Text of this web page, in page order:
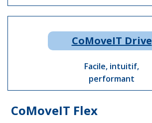
CoMoveIT Drive
Facile, intuitif,
performant
CoMoveIT Flex